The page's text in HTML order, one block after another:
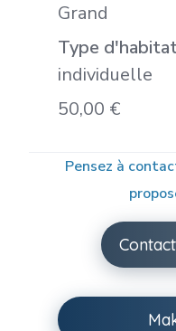
Grand
Type
individuelle
50,00 €
Pensez à